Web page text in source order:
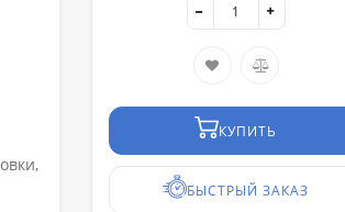
КУПИТЬ
БЫСТРЫЙ ЗАКАЗ